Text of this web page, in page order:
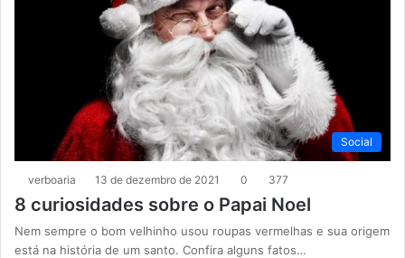
Social
verboaria 13 de dezembro de 2021 0 377
8 curiosidades sobre o Papai Noel
Nem sempre o bom velhinho usou roupas vermelhas e sua origem
está na história de um santo. Confira alguns fatos…